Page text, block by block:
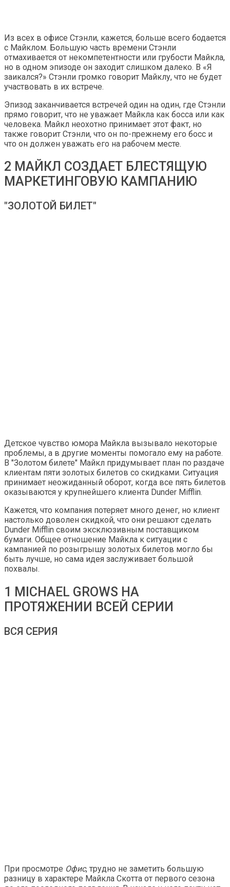
Из всех в офисе Стэнли, кажется, больше всего бодается
с Майклом. Большую часть времени Стэнли
отмахивается от некомпетентности или грубости Майкла,
но в одном эпизоде ​​он заходит слишком далеко. В «Я
заикался?» Стэнли громко говорит Майклу, что не будет
участвовать в их встрече.
Эпизод заканчивается встречей один на один, где Стэнли
прямо говорит, что не уважает Майкла как босса или как
человека. Майкл неохотно принимает этот факт, но
также говорит Стэнли, что он по-прежнему его босс и
что он должен уважать его на рабочем месте.
2 МАЙКЛ СОЗДАЕТ БЛЕСТЯЩУЮ
МАРКЕТИНГОВУЮ КАМПАНИЮ
"ЗОЛОТОЙ БИЛЕТ"
Детское чувство юмора Майкла вызывало некоторые
проблемы, а в другие моменты помогало ему на работе.
В "Золотом билете" Майкл придумывает план по раздаче
клиентам пяти золотых билетов со скидками. Ситуация
принимает неожиданный оборот, когда все пять билетов
оказываются у крупнейшего клиента Dunder Mifflin.
Кажется, что компания потеряет много денег, но клиент
настолько доволен скидкой, что они решают сделать
Dunder Mifflin своим эксклюзивным поставщиком
бумаги. Общее отношение Майкла к ситуации с
кампанией по розыгрышу золотых билетов могло бы
быть лучше, но сама идея заслуживает большой
похвалы.
1 MICHAEL GROWS НА
ПРОТЯЖЕНИИ ВСЕЙ СЕРИИ
ВСЯ СЕРИЯ
При просмотре Офис, трудно не заметить большую
разницу в характере Майкла Скотта от первого сезона